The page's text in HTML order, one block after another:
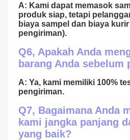
A: Kami dapat memasok
produk siap, tetapi
biaya sampel dan biaya
pengiriman).
Q6, Apakah Anda
barang Anda sebelum
A: Ya, kami memiliki 100%
pengiriman.
Q7, Bagaimana Anda
kami jangka panjang
yang baik?